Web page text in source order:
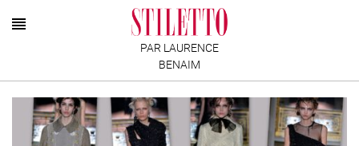
PAR LAURENCE
BENAIM